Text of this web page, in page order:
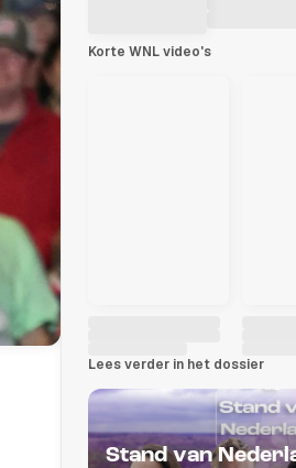
Korte WNL video's
Lees verder in het dossier
Stand van